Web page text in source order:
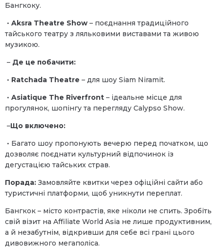
Бангкоку.
• Aksra Theatre Show – поєднання традиційного
тайського театру з ляльковими виставами та живою
музикою.
– Де це побачити:
• Ratchada Theatre – для шоу Siam Niramit.
• Asiatique The Riverfront – ідеальне місце для
прогулянок, шопінгу та перегляду Calypso Show.
–Що включено:
• Багато шоу пропонують вечерю перед початком, що
дозволяє поєднати культурний відпочинок із
дегустацією тайських страв.
Порада: Замовляйте квитки через офіційні сайти або
туристичні платформи, щоб уникнути переплат.
Бангкок – місто контрастів, яке ніколи не спить. Зробіть
свій візит на Affiliate World Asia не лише продуктивним,
а й незабутнім, відкривши для себе всі грані цього
дивовижного мегаполіса.